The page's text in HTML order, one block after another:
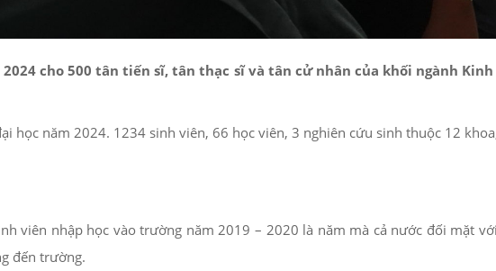
cho 500 tân tiến sĩ, tân thạc sĩ và tân cử nhân của khối ngành
học năm 2024. 1234 sinh viên, 66 học viên, 3 nghiên cứu sinh thuộc 12
viên nhập học vào trường năm 2019 – 2020 là năm mà cả nước đối mặt
đến trường.